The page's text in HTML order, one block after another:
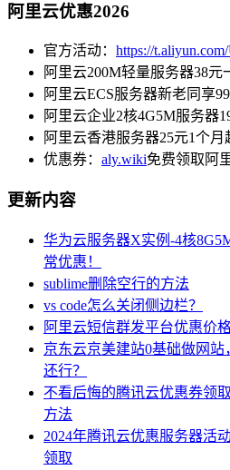
阿里云优惠2026
官方活动： https://
阿里云200M轻量服务器38元
阿里云ECS服务器新老同享
阿里云企业2核4G5M服务器
阿里云香港服务器25元1个月
优惠券： aly.wiki免费领取阿
更新内容
华为云服务器X实例-4核
常优惠！
sublime删除空行的方法
vs code怎么关闭侧边栏？
阿里云短信群发平台优惠价
京东云京美建站0基础做网
还行？
不看后悔的腾讯云优惠券领
方法
2024年腾讯云优惠服务器活
领取